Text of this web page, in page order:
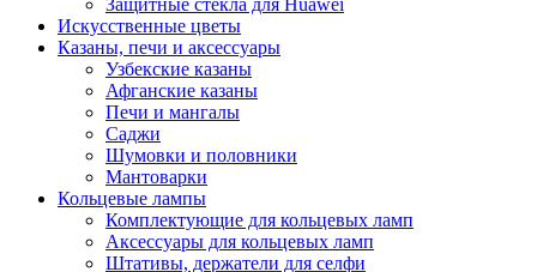
Искусственные цветы
Казаны, печи и аксессуары
Узбекские казаны
Афганские казаны
Печи и мангалы
Саджи
Шумовки и половники
Мантоварки
Кольцевые лампы
Комплектующие для кольцевых ламп
Аксессуары для кольцевых ламп
Штативы, держатели для селфи